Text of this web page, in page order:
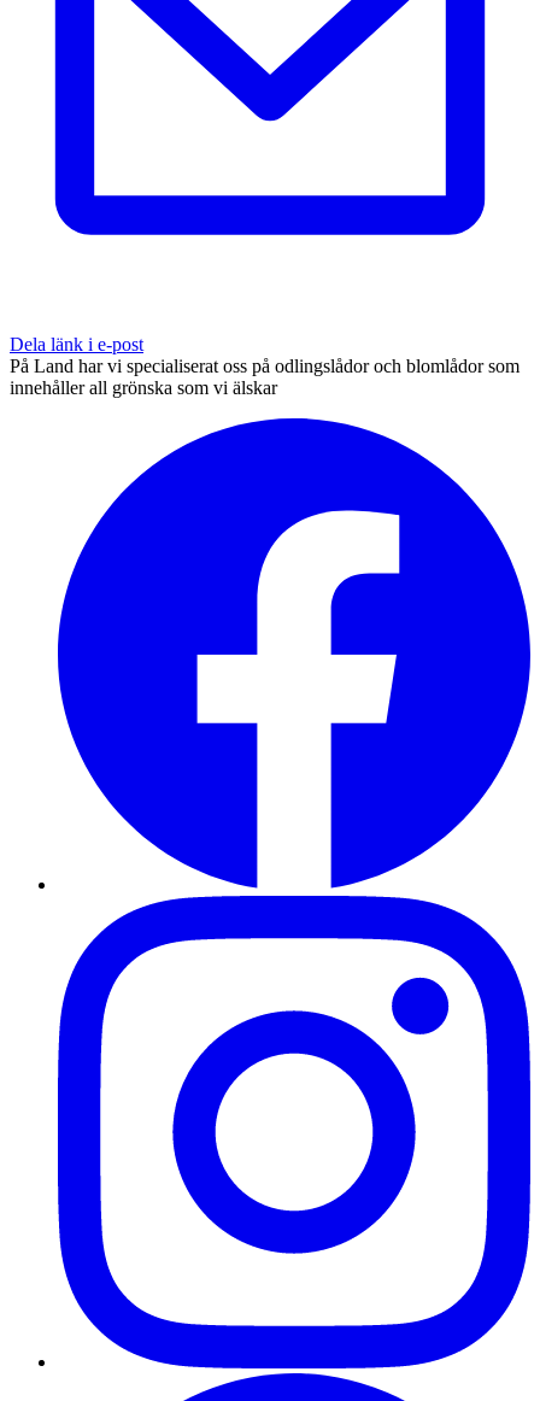
Dela länk i e-post
På Land har vi specialiserat oss på odlingslådor och blomlådor som
innehåller all grönska som vi älskar